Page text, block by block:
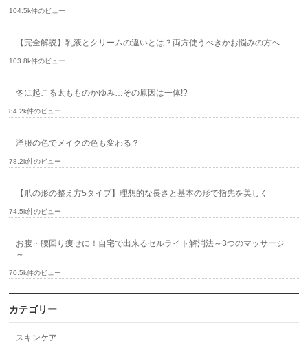
104.5k件のビュー
【完全解説】乳液とクリームの違いとは？両方使うべきかお悩みの方へ
103.8k件のビュー
冬に起こる太もものかゆみ…その原因は一体!?
84.2k件のビュー
洋服の色でメイクの色も変わる？
78.2k件のビュー
【爪の形の整え方5タイプ】理想的な長さと基本の形で指先を美しく
74.5k件のビュー
お腹・腰回り痩せに！自宅で出来るセルライト解消法～3つのマッサージ
～
70.5k件のビュー
カテゴリー
スキンケア